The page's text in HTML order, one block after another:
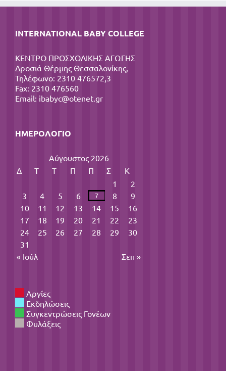
INTERNATIONAL BABY COLLEGE
ΚΕΝΤΡΟ ΠΡΟΣΧΟΛΙΚΗΣ ΑΓΩΓΗΣ
Δροσιά Θέρμης Θεσσαλονίκης,
Τηλέφωνο: 2310 476572,3
Fax: 2310 476560
Email: ibabyc@otenet.gr
ΗΜΕΡΟΛΌΓΙΟ
Αύγουστος 2026
Δ
Τ Τ Π Π Σ
Κ
1
2
3
4 5 6 7 8
9
10
11 12 13 14 15
16
17
18 19 20 21 22
23
24
25 26 27 28 29
30
31
« Ιούλ
Σεπ »
Αργίες
Εκδηλώσεις
Συγκεντρώσεις Γονέων
Φυλάξεις